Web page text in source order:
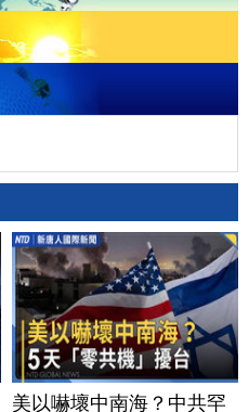
美以嚇壞中南海？中共罕